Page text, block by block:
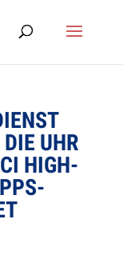
UHR
HIGH­